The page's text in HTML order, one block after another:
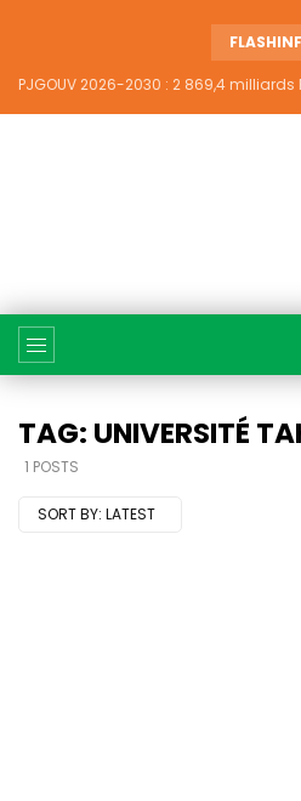
TAG: UNIVERSITÉ
1 POSTS
SORT BY: LATEST